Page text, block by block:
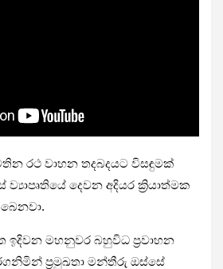
රථ වාහන තදබදයට විසඳුමක්
ව්‍යාපෘතියේ දෙවන අදියර ක්‍රියාත්මක
ඉදිවන මහනුවර බහුවිධ ප්‍රවාහන
ප්‍රමුඛතා මන්තීරු ඔස්සේ